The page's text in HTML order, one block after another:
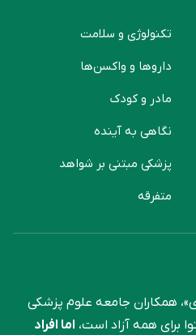
تکنولوژی و سلامت
دارو‌ها و واکسن‌ها
مادر و کودک
نگاهی به آینده
پزشکی مبتنی بر شواهد
متفرقه
همکاران جامعه علوم ‌پزشکی
برای همه آزاد است، اما افراد